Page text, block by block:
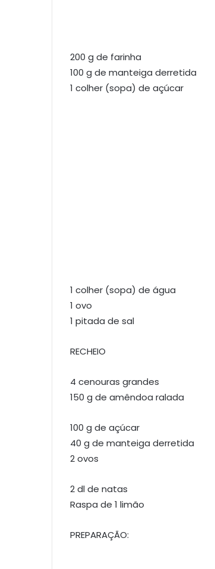
200 g de farinha
100 g de manteiga derretida
1 colher (sopa) de açúcar
1 colher (sopa) de água
1 ovo
1 pitada de sal
RECHEIO
4 cenouras grandes
150 g de amêndoa ralada
100 g de açúcar
40 g de manteiga derretida
2 ovos
2 dl de natas
Raspa de 1 limão
PREPARAÇÃO: